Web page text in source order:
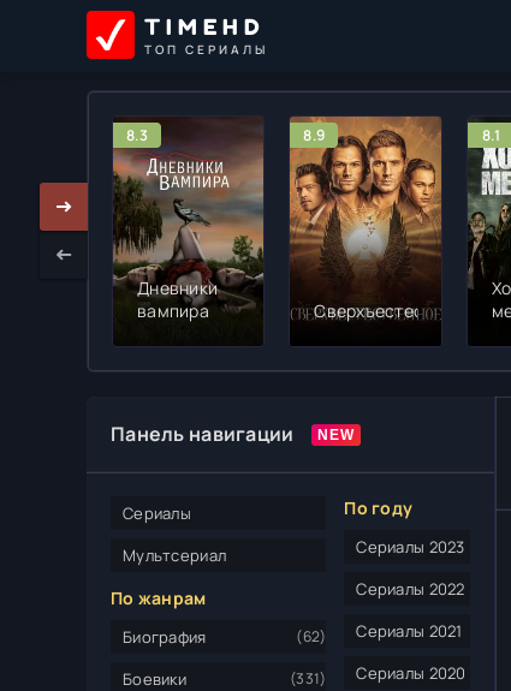
TIMEHD
ТОП СЕРИАЛЫ
8.3
Дневники
вампира
8.9
Сверхъестественное
8.1
Панель навигации
Сериалы
Мультсериал
По жанрам
Биография (62)
Боевики (331)
По году
Сериалы 2023
Сериалы 2022
Сериалы 2021
Сериалы 2020